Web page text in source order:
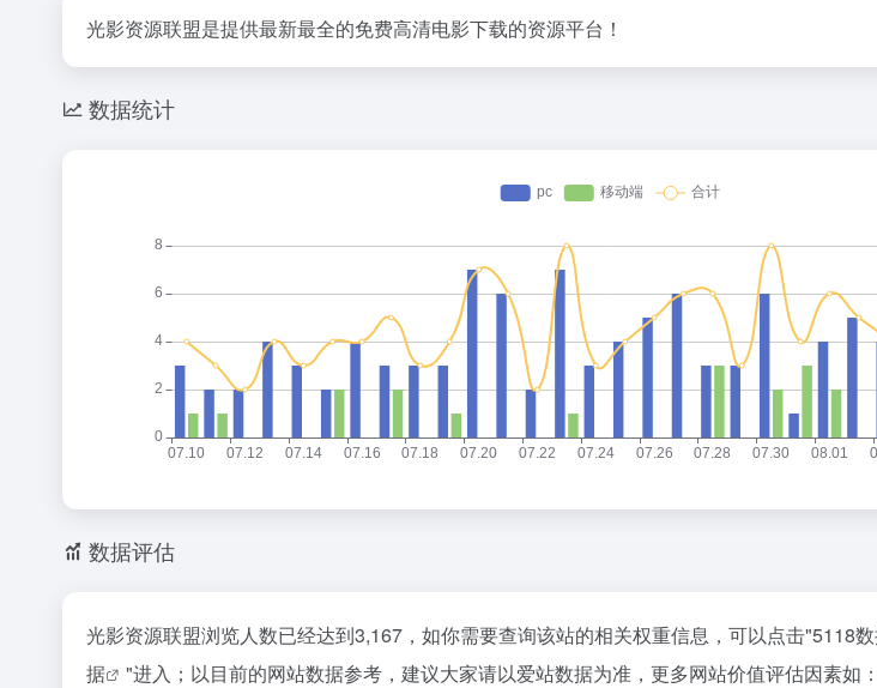
光影资源联盟是提供最新最全的免费高清电影下载的资源平台！
数据统计
数据评估
光影资源联盟浏览人数已经达到3,167，如你需要查询该站的相关权重信息，可以点击"5118
据
"进入；以目前的网站数据参考，建议大家请以爱站数据为准，更多网站价值评估因素如